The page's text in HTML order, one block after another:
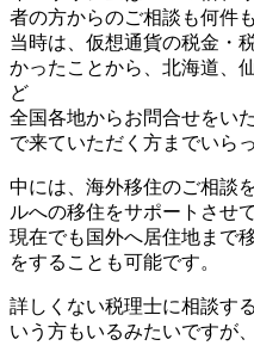
者の方からのご相談も何件
当時は、仮想通貨の税金・
かったことから、北海道、
ど
全国各地からお問合せをい
で来ていただく方までいら
中には、海外移住のご相談
ルへの移住をサポートさせ
現在でも国外へ居住地まで
をすることも可能です。
詳しくない税理士に相談す
いう方もいるみたいですが